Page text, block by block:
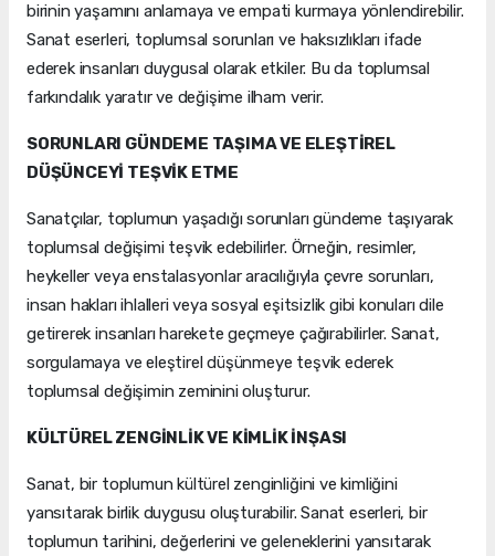
birinin yaşamını anlamaya ve empati kurmaya yönlendirebilir.
Sanat eserleri, toplumsal sorunları ve haksızlıkları ifade
ederek insanları duygusal olarak etkiler. Bu da toplumsal
farkındalık yaratır ve değişime ilham verir.
SORUNLARI GÜNDEME TAŞIMA VE ELEŞTİREL
DÜŞÜNCEYİ TEŞVİK ETME
Sanatçılar, toplumun yaşadığı sorunları gündeme taşıyarak
toplumsal değişimi teşvik edebilirler. Örneğin, resimler,
heykeller veya enstalasyonlar aracılığıyla çevre sorunları,
insan hakları ihlalleri veya sosyal eşitsizlik gibi konuları dile
getirerek insanları harekete geçmeye çağırabilirler. Sanat,
sorgulamaya ve eleştirel düşünmeye teşvik ederek
toplumsal değişimin zeminini oluşturur.
KÜLTÜREL ZENGİNLİK VE KİMLİK İNŞASI
Sanat, bir toplumun kültürel zenginliğini ve kimliğini
yansıtarak birlik duygusu oluşturabilir. Sanat eserleri, bir
toplumun tarihini, değerlerini ve geleneklerini yansıtarak